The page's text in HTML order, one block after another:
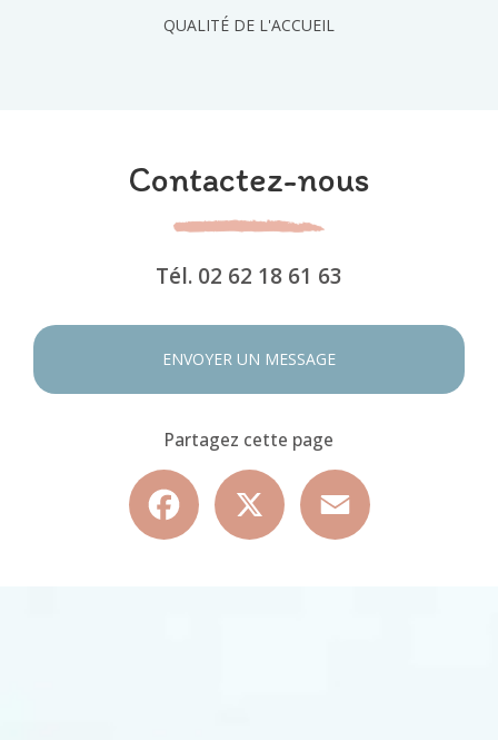
QUALITÉ DE L'ACCUEIL
Contactez-nous
Tél. 02 62 18 61 63
ENVOYER UN MESSAGE
Partagez cette page
Facebook